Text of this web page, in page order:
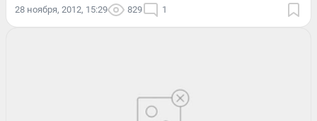
28 ноября, 2012, 15:29 829 1